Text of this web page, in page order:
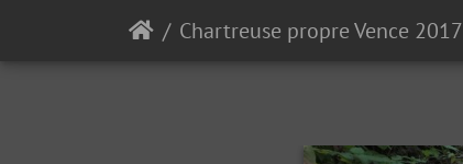
Chartreuse propre Vence 2017